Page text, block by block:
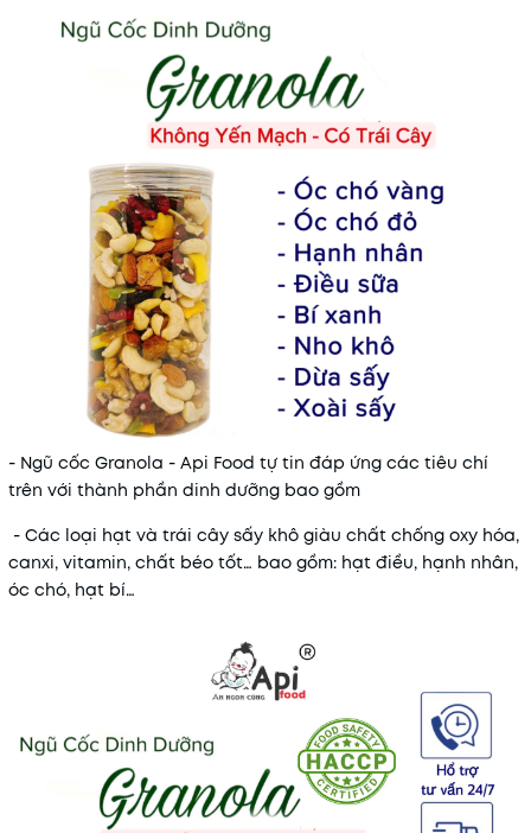
- Ngũ cốc Granola - Api Food tự tin đáp ứng các tiêu chí
trên với thành phần dinh dưỡng bao gồm
- Các loại hạt và trái cây sấy khô giàu chất chống oxy hóa,
canxi, vitamin, chất béo tốt… bao gồm: hạt điều, hạnh nhân,
óc chó, hạt bí…